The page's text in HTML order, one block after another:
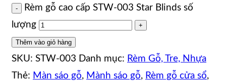
Rèm gỗ cao cấp STW-003 Star Blinds số
lượng
Thêm vào giỏ hàng
SKU: STW-003 Danh mục: Rèm Gỗ, Tre, Nhựa
Thẻ: Màn sáo gỗ, Mành sáo gỗ, Rèm gỗ cửa sổ,